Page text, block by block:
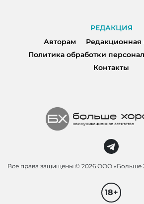
РЕДАКЦИЯ
Авторам
Редакционная
Политика обработки
Контакты
Все права защищены © 2026 ООО «Больше
18+